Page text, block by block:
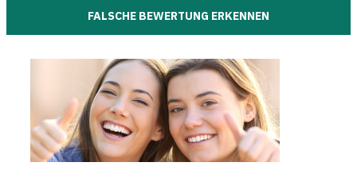
FALSCHE BEWERTUNG ERKENNEN